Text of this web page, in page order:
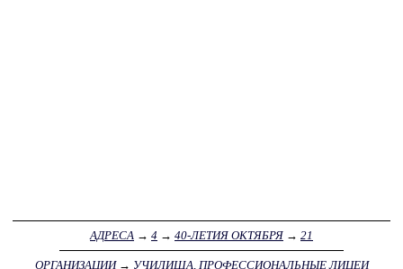
АДРЕСА → 4 → 40-ЛЕТИЯ ОКТЯБРЯ → 21
ОРГАНИЗАЦИИ→ УЧИЛИЩА, ПРОФЕССИОНАЛЬНЫЕ ЛИЦЕИ